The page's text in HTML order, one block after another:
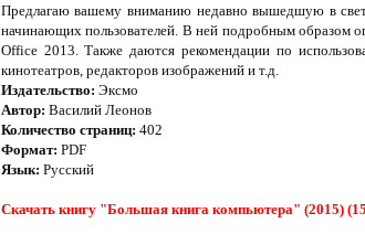
Предлагаю вашему вниманию недавно вышедшую в
начинающих пользователей. В ней подробным образом
Office 2013. Также даются рекомендации по
кинотеатров, редакторов изображений и т.д.
Издательство: Эксмо
Автор: Василий Леонов
Количество страниц: 402
Формат: PDF
Язык: Русский
Скачать книгу "Большая книга компьютера" (2015)